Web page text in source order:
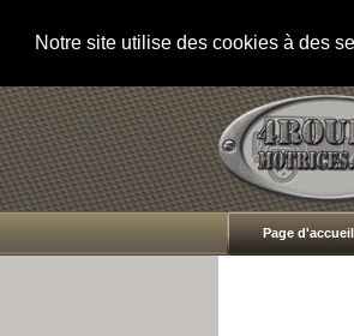
Notre site utilise des cookies à des
Page d'accueil